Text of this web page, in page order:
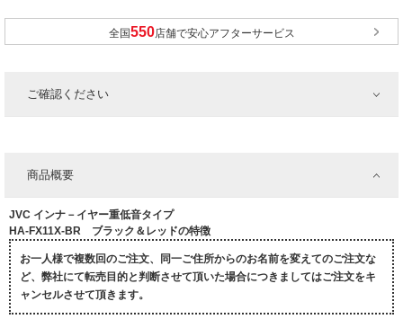
全国 店舗で安心アフターサービス
ご確認ください
商品概要
JVC インナ－イヤー重低音タイプ
HA-FX11X-BR ブラック＆レッドの特徴
お一人様で複数回のご注文、同一ご住所からのお名前を変えてのご注文な
ど、弊社にて転売目的と判断させて頂いた場合につきましてはご注文をキ
ャンセルさせて頂きます。